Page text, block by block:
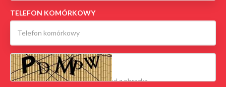
TELEFON KOMÓRKOWY